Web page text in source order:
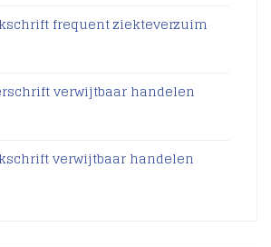
frequent ziekteverzuim
verwijtbaar handelen
verwijtbaar handelen